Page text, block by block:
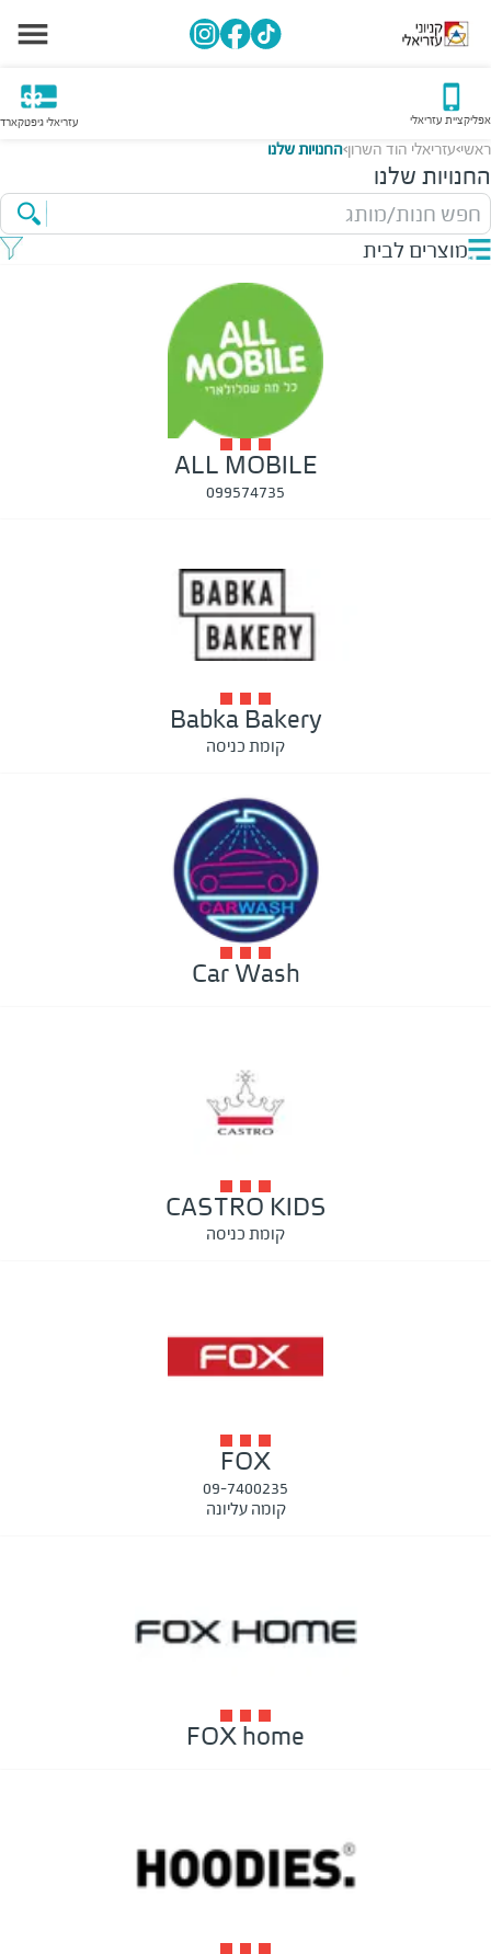
אפליקציית עזריאלי עזריאלי גיפטקארד
ראשי>עזריאלי הוד השרון>החנויות שלנו
החנויות שלנו
חפש חנות/מותג
מוצרים לבית
ALL MOBILE
099574735
Babka Bakery
קומת כניסה
Car Wash
CASTRO KIDS
קומת כניסה
FOX
09-7400235
קומה עליונה
FOX home